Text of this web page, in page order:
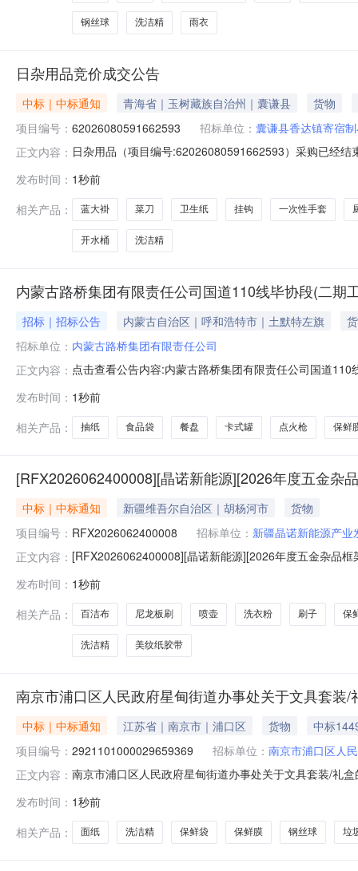
钢丝球 洗洁精 雨衣
日杂用品竞价成交公告
中标｜中标通知 青海省｜玉树藏族自治州｜囊谦县
货物
项目编号： 62026080591662593 招标单位： 囊谦县香达镇寄宿
正文内容： 日杂用品（项目编号:62026080591662593）采购已经
囊谦县香达镇寄宿制小学采购单位地址：青海省玉树藏
发布时间： 1秒前
相关产品：
蓝大褂 菜刀 卫生纸 挂钩 一次性手套
开水桶 洗洁精
内蒙古路桥集团有限责任公司国道110线毕协段(二期
招标｜招标公告 内蒙古自治区｜呼和浩特市｜土默特左旗
招标单位： 内蒙古路桥集团有限责任公司
正文内容： 点击查看公告内容:内蒙古路桥集团有限责任公司国道
发布时间： 1秒前
相关产品：
抽纸 食品袋 餐盘 卡式罐 点火枪 保鲜
[RFX2026062400008][晶诺新能源][2026年度五金杂
中标｜中标通知 新疆维吾尔自治区｜胡杨河市
货物
项目编号： RFX2026062400008 招标单位： 新疆晶诺新能源产业
正文内容： [RFX2026062400008][晶诺新能源][2026年度五金杂品
箱wuchengjun4138@hzjj.cn对供应商要求中标信息行号
发布时间： 1秒前
相关产品：
百洁布 尼龙板刷 喷壶 洗衣粉 刷子 保
洗洁精 美纹纸胶带
南京市浦口区人民政府星甸街道办事处关于文具套装
中标｜中标通知 江苏省｜南京市｜浦口区 货物
中标
项目编号： 2921101000029659369 招标单位： 南京市浦口区人
正文内容： 南京市浦口区人民政府星甸街道办事处关于文具套装/礼
话:/采购计划信息：项目所在行政区划编码:320111项目
发布时间： 1秒前
相关产品：
面纸 洗洁精 保鲜袋 保鲜膜 钢丝球 垃